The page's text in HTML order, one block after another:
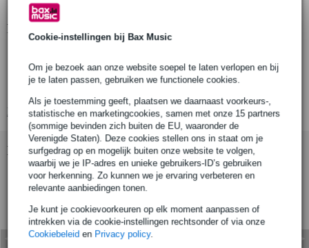
Cookie-instellingen bij Bax Music
Om je bezoek aan onze website soepel te laten verlopen en bij
je te laten passen, gebruiken we functionele cookies.
Als je toestemming geeft, plaatsen we daarnaast voorkeurs-,
statistische en marketingcookies, samen met onze 15 partners
(sommige bevinden zich buiten de EU, waaronder de
Verenigde Staten). Deze cookies stellen ons in staat om je
surfgedrag op en mogelijk buiten onze website te volgen,
waarbij we je IP-adres en unieke gebruikers-ID’s gebruiken
voor herkenning. Zo kunnen we je ervaring verbeteren en
relevante aanbiedingen tonen.
Je kunt je cookievoorkeuren op elk moment aanpassen of
intrekken via de cookie-instellingen rechtsonder of via onze
Cookiebeleid en Privacy policy.
Productinformatie
harpsluiting
merk: Safetex
Bekijk alle productspecificaties
Bekijk ook eens (2)